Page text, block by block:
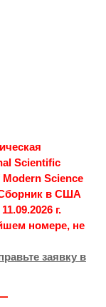
Scientific
Science
Сборник в США
г.
номере, не
заявку в